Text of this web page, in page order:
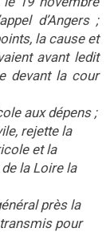
d’Angers ;
la cause et
avant ledit
devant la cour
aux dépens ;
rejette la
et la
la Loire la
près la
pour